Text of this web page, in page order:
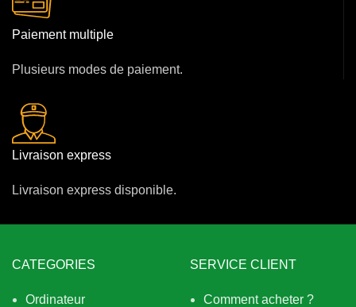
Paiement multiple
Plusieurs modes de paiement.
Livraison express
Livraison express disponible.
CATEGORIES
Ordinateur
SERVICE CLIENT
Comment acheter ?